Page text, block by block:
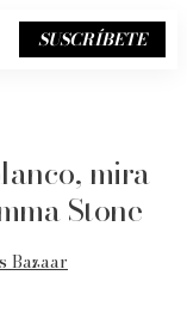
SUSCRÍBETE
mira
Stone
Bazaar